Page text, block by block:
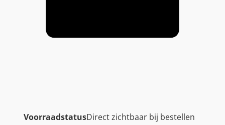
VoorraadstatusDirect zichtbaar bij bestellen